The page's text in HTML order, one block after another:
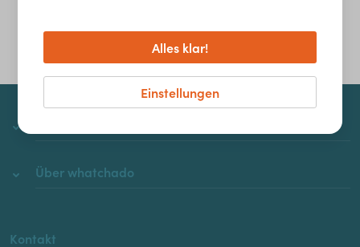
Über whatchado
Kontakt
Einstellungen
Alles klar!